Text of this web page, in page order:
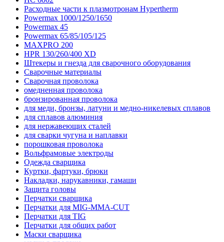
Расходные части к плазмотронам Hypertherm
Powermax 1000/1250/1650
Powermax 45
Powermax 65/85/105/125
MAXPRO 200
HPR 130/260/400 XD
Штекеры и гнезда для сварочного оборудования
Сварочные материалы
Сварочная проволока
омедненная проволока
бронзированная проволока
для меди, бронзы, латуни и медно-никелевых сплавов
для сплавов алюминия
для нержавеющих сталей
для сварки чугуна и наплавки
порошковая проволока
Вольфрамовые электроды
Одежда сварщика
Куртки, фартуки, брюки
Накладки, нарукавники, гамаши
Защита головы
Перчатки сварщика
Перчатки для MIG-MMA-CUT
Перчатки для TIG
Перчатки для общих работ
Маски сварщика